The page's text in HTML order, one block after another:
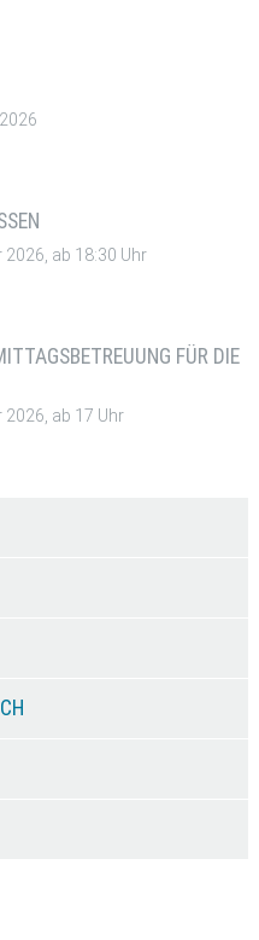
2026, ab 18:30 Uhr
FÜR DIE
2026, ab 17 Uhr